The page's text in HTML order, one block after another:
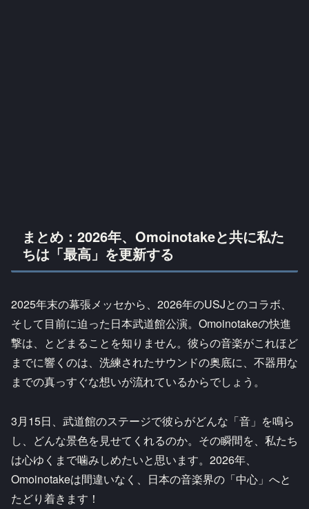
まとめ：2026年、Omoinotakeと共に私た
ちは「最高」を更新する
2025年末の幕張メッセから、2026年のUSJとのコラボ、
そして目前に迫った日本武道館公演。Omoinotakeの快進
撃は、とどまることを知りません。彼らの音楽がこれほど
までに響くのは、洗練されたサウンドの奥底に、不器用な
までの真っすぐな想いが流れているからでしょう。
3月15日、武道館のステージで彼らがどんな「音」を鳴ら
し、どんな景色を見せてくれるのか。その瞬間を、私たち
は心ゆくまで噛みしめたいと思います。2026年、
Omoinotakeは間違いなく、日本の音楽界の「中心」へと
たどり着きます！